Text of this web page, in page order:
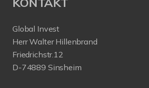
Global Invest
Herr Walter Hillenbrand
Friedrichstr.12
D-74889 Sinsheim